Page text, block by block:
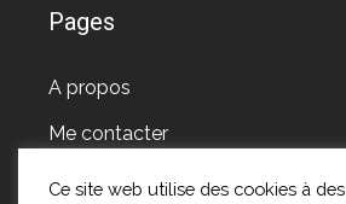
Pages
A propos
Me contacter
Ce site web utilise des cookies à des